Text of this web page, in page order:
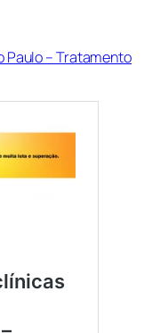
Paulo – Tratamento